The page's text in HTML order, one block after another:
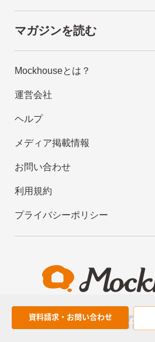
資料請求・お問い合わせ
マガジンを読む
Mockhouseとは？
運営会社
ヘルプ
メディア掲載情報
お問い合わせ
利用規約
プライバシーポリシー